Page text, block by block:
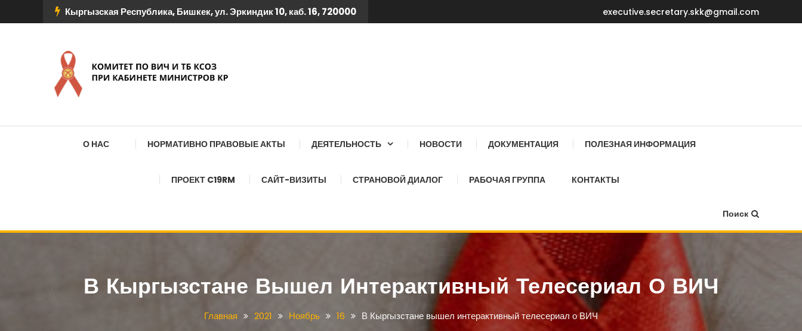
к
Кыргызская Республика, Бишкек, ул. Эркиндик 10, каб. 16, 720000 executive.secretary.skk@gmail.com
О НАС НОРМАТИВНО ПРАВОВЫЕ АКТЫ ДЕЯТЕЛЬНОСТЬ НОВОСТИ ДОКУМЕНТАЦИЯ ПОЛЕЗНАЯ ИНФОРМАЦИЯ
ПРОЕКТ C19RM САЙТ-ВИЗИТЫ СТРАНОВОЙ ДИАЛОГ РАБОЧАЯ ГРУППА КОНТАКТЫ
Поиск
В Кыргызстане Вышел Интерактивный Телесериал О ВИЧ
Главная 2021 Ноябрь 16 В Кыргызстане вышел интерактивный телесериал о ВИЧ